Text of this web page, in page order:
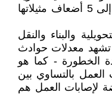
المعدلات في أفريقيا وآسيا من 4 إلى 5 أضعاف مثيلاتها
والبناء والنقل
تشهد معدلات حوادث
الخطورة - كما هو
العمل بالتساوي بين
لإصابات العمل هم